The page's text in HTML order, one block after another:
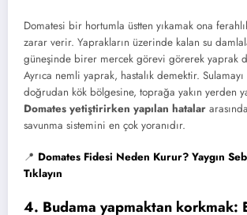
Domatesi bir hortumla üstten yıkamak ona
zarar verir. Yaprakların üzerinde kalan su
güneşinde birer mercek görevi görerek yaprak
Ayrıca nemli yaprak, hastalık demektir.
doğrudan kök bölgesine, toprağa yakın yerden
Domates yetiştirirken yapılan hatalar
savunma sistemini en çok yoranıdır.
📍 Domates Fidesi Neden Kurur? Yaygın
Tıklayın
4. Budama yapmaktan korkmak: